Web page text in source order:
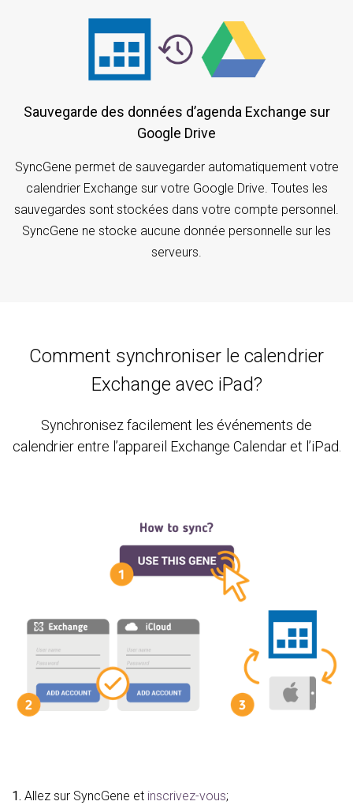
Sauvegarde des données d’agenda Exchange sur
Google Drive
SyncGene permet de sauvegarder automatiquement votre
calendrier Exchange sur votre Google Drive. Toutes les
sauvegardes sont stockées dans votre compte personnel.
SyncGene ne stocke aucune donnée personnelle sur les
serveurs.
Comment synchroniser le calendrier
Exchange avec iPad?
Synchronisez facilement les événements de
calendrier entre l’appareil Exchange Calendar et l’iPad.
1. Allez sur SyncGene et inscrivez-vous;